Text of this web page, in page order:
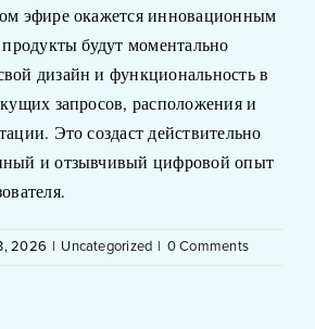
эфире окажется инновационным
продукты будут моментально
дизайн и функциональность в
запросов, расположения и
Это создаст действительно
и отзывчивый цифровой опыт
2026 Uncategorized 0 Comments